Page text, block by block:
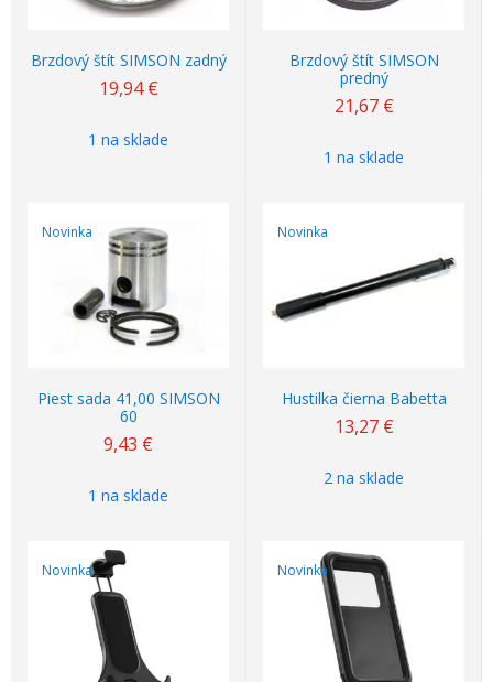
Brzdový štít SIMSON zadný
19,94 €
1 na sklade
Brzdový štít SIMSON
predný
21,67 €
1 na sklade
Novinka
Piest sada 41,00 SIMSON
60
9,43 €
1 na sklade
Novinka
Hustilka čierna Babetta
13,27 €
2 na sklade
Novinka Novinka